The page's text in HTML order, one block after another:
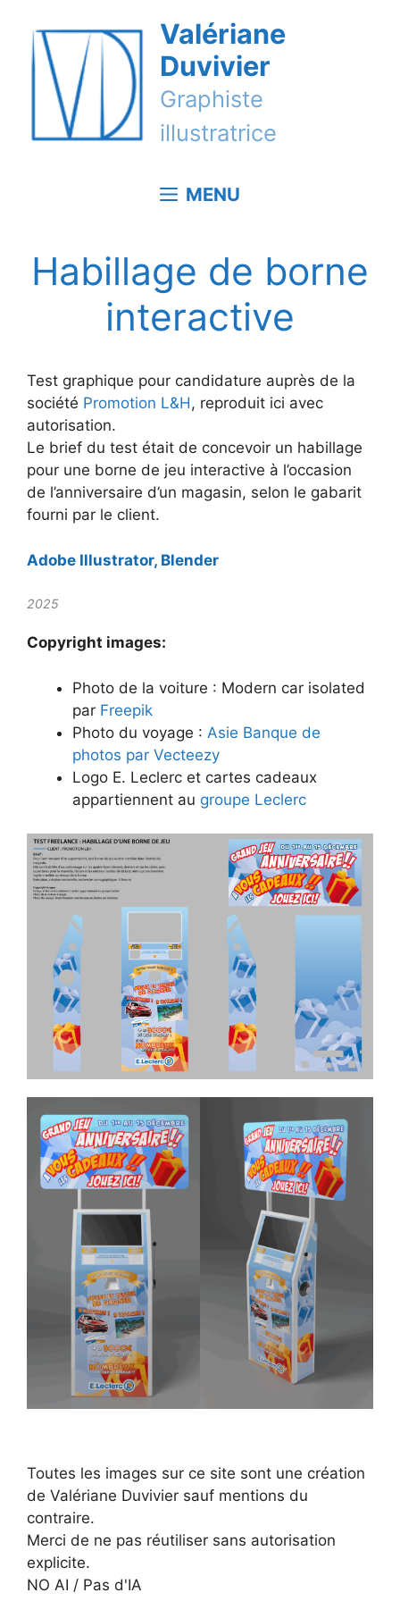
contenu
Valériane
Duvivier
Graphiste
illustratrice
MENU
Habillage de borne
interactive
Test graphique pour candidature auprès de la
société Promotion L&H, reproduit ici avec
autorisation.
Le brief du test était de concevoir un habillage
pour une borne de jeu interactive à l’occasion
de l’anniversaire d’un magasin, selon le gabarit
fourni par le client.
Adobe Illustrator, Blender
2025
Copyright images:
Photo de la voiture : Modern car isolated
par Freepik
Photo du voyage : Asie Banque de
photos par Vecteezy
Logo E. Leclerc et cartes cadeaux
appartiennent au groupe Leclerc
Toutes les images sur ce site sont une création
de Valériane Duvivier sauf mentions du
contraire.
Merci de ne pas réutiliser sans autorisation
explicite.
NO AI / Pas d'IA